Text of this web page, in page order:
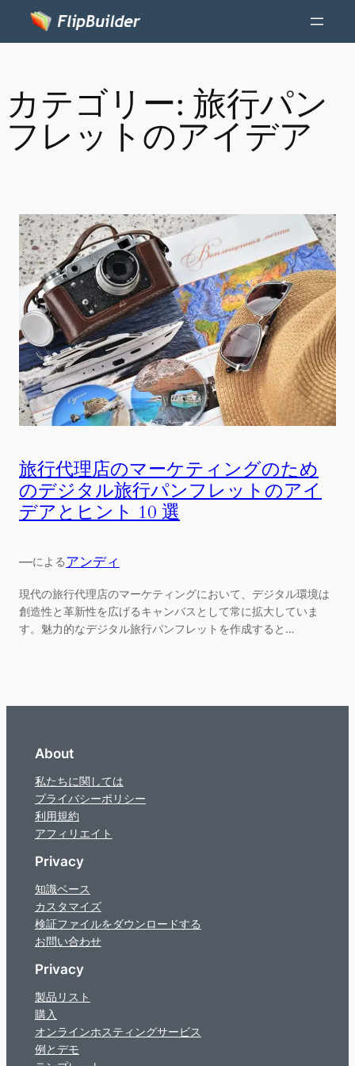
カテゴリー: 旅行パン
フレットのアイデア
旅行代理店のマーケティングのため
のデジタル旅行パンフレットのアイ
デアとヒント 10 選
—によるアンディ
現代の旅行代理店のマーケティングにおいて、デジタル環境は
創造性と革新性を広げるキャンバスとして常に拡大していま
す。魅力的なデジタル旅行パンフレットを作成すると…
About
私たちに関しては
プライバシーポリシー
利用規約
アフィリエイト
Privacy
知識ベース
カスタマイズ
検証ファイルをダウンロードする
お問い合わせ
Privacy
製品リスト
購入
オンラインホスティングサービス
例とデモ